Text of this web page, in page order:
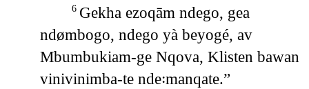
6 Gekha ezoqām ndego, gea
ndømbogo, ndego yà beyogé, av
Mbumbukiam-ge Nqova, Klisten bawan
vinivinimba-te nde꞉manqate.”